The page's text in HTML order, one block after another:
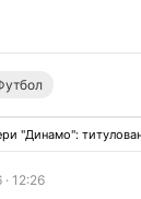
"Динамо":
12:26